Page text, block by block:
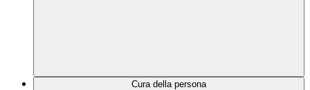
Cura della persona